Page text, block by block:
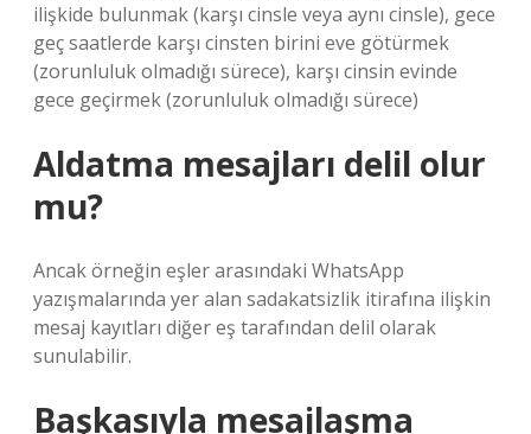
ilişkide bulunmak (karşı cinsle veya aynı cinsle), gece
geç saatlerde karşı cinsten birini eve götürmek
(zorunluluk olmadığı sürece), karşı cinsin evinde
gece geçirmek (zorunluluk olmadığı sürece)
Aldatma mesajları delil olur
mu?
Ancak örneğin eşler arasındaki WhatsApp
yazışmalarında yer alan sadakatsizlik itirafına ilişkin
mesaj kayıtları diğer eş tarafından delil olarak
sunulabilir.
Başkasıyla mesajlaşma